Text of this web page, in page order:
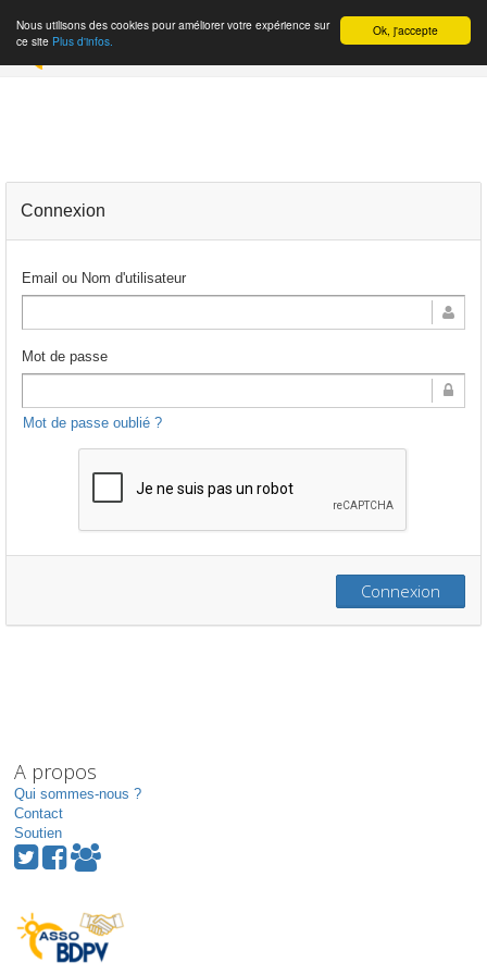
INSCRIPTION
Ok, j'accepte
Nous utilisons des cookies pour améliorer votre expérience sur
ce site Plus d'infos.
Connexion
Email ou Nom d'utilisateur
Mot de passe
Mot de passe oublié ?
Connexion
A propos
Qui sommes-nous ?
Contact
Soutien